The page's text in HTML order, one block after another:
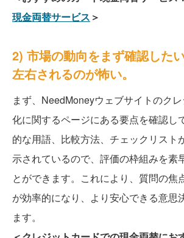
現金両替サービス ＞
2) 市場の動向をまず確認した
左右されるのが怖い。
まず、NeedMoneyウェブサイトのク
化に関するページにある要点を確認し
的な用語、比較方法、チェックリスト
示されているので、評価の枠組みを素
とができます。これにより、質問の焦
が効率的になり、より安心できる意思
ます。